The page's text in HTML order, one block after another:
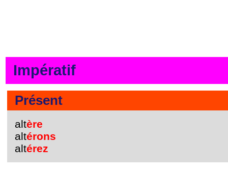
Impératif
Présent
altère
altérons
altérez